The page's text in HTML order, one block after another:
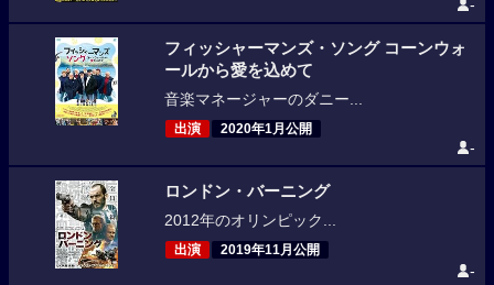
-
フィッシャーマンズ・ソング コーンウォ
ールから愛を込めて
音楽マネージャーのダニー...
出演 2020年1月公開
-
ロンドン・バーニング
2012年のオリンピック...
出演 2019年11月公開
-